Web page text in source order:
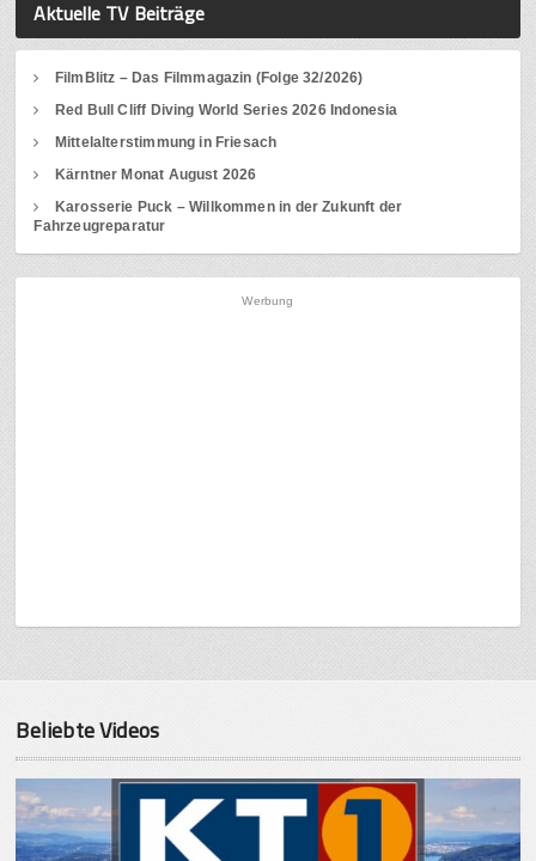
Aktuelle TV Beiträge
FilmBlitz – Das Filmmagazin (Folge 32/2026)
Red Bull Cliff Diving World Series 2026 Indonesia
Mittelalterstimmung in Friesach
Kärntner Monat August 2026
Karosserie Puck – Willkommen in der Zukunft der
Fahrzeugreparatur
Werbung
Beliebte Videos